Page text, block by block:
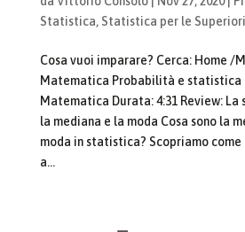
Statistica, Statistica per le Superiori
Cosa vuoi imparare? Cerca: Home /
Matematica Probabilità e statistica
Matematica Durata: 4:31 Review:
la mediana e la moda Cosa sono la
moda in statistica? Scopriamo
a...